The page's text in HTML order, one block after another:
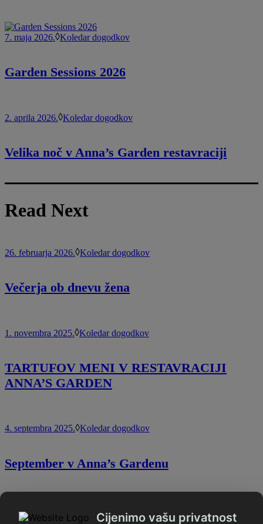
7. maja 2026. Koledar dogodkov
Garden Sessions 2026
2. aprila 2026. Koledar dogodkov
Velika noč v Anna’s Garden restavraciji
Read Next
26. februarja 2026. Koledar dogodkov
Večerja ob dnevu žena
1. novembra 2025. Koledar dogodkov
TARTUFOV MENI V RESTAVRACIJI
ANNA’S GARDEN
4. septembra 2025. Koledar dogodkov
September v Anna’s Gardenu
Cijenimo vašu privatnost